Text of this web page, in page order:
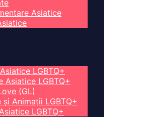
Asiatice
LGBTQ+
Asiatice LGBTQ+
(GL)
și Animații LGBTQ+
LGBTQ+